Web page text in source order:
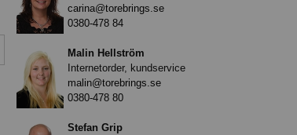
carina@torebrings.se
0380-478 84
Malin Hellström
Internetorder, kundservice
malin@torebrings.se
0380-478 80
Stefan Grip